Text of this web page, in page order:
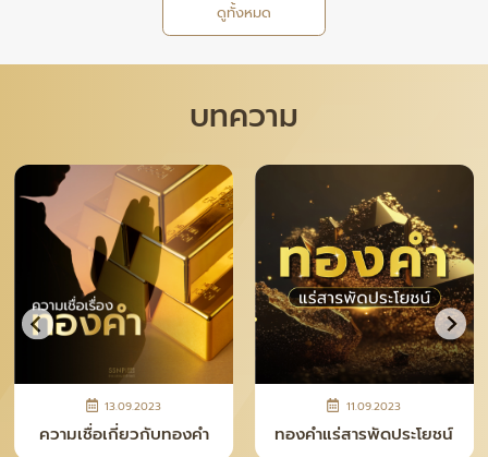
ดูทั้งหมด
บทความ
13.09.2023
ความเชื่อเกี่ยวกับทองคำ
11.09.2023
ทองคำแร่สารพัดประโยชน์